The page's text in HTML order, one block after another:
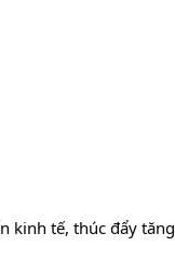
kinh tế, thúc đẩy